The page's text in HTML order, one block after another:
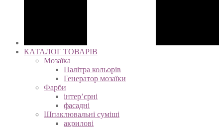
КАТАЛОГ ТОВАРІВ
Мозаїка
Палітра кольорів
Генератор мозаїки
Фарби
інтер’єрні
фасадні
Шпаклювальні суміші
акрилові